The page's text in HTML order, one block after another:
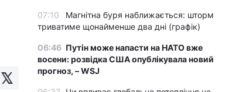
07:10
Магнітна буря наближається: шторм
триватиме щонайменше два дні (графік)
06:46 Путін може напасти на НАТО вже
восени: розвідка США опублікувала новий
прогноз, – WSJ